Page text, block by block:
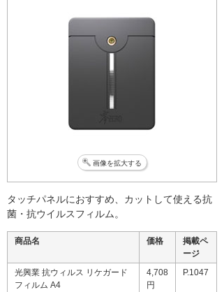
画像を拡大する
タッチパネルにおすすめ、カットして使える抗
菌・抗ウイルスフィルム。
商品名 価格
掲載ペ
ージ
光興業 抗ウィルス リケガード
フィルム A4
4,708
円
P.1047